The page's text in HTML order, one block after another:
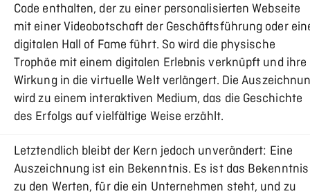
Code enthalten, der zu einer personalisierten Webseite
mit einer Videobotschaft der Geschäftsführung oder
digitalen Hall of Fame führt. So wird die physische
Trophäe mit einem digitalen Erlebnis verknüpft und ihre
Wirkung in die virtuelle Welt verlängert. Die
wird zu einem interaktiven Medium, das die Geschichte
des Erfolgs auf vielfältige Weise erzählt.
Letztendlich bleibt der Kern jedoch unverändert: Eine
Auszeichnung ist ein Bekenntnis. Es ist das Bekenntnis
zu den Werten, für die ein Unternehmen steht, und zu